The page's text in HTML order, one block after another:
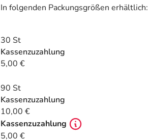
In folgenden Packungsgrößen erhältlich:
30 St
Kassenzuzahlung
5,00 €
90 St
Kassenzuzahlung
10,00 €
Kassenzuzahlung
5,00 €